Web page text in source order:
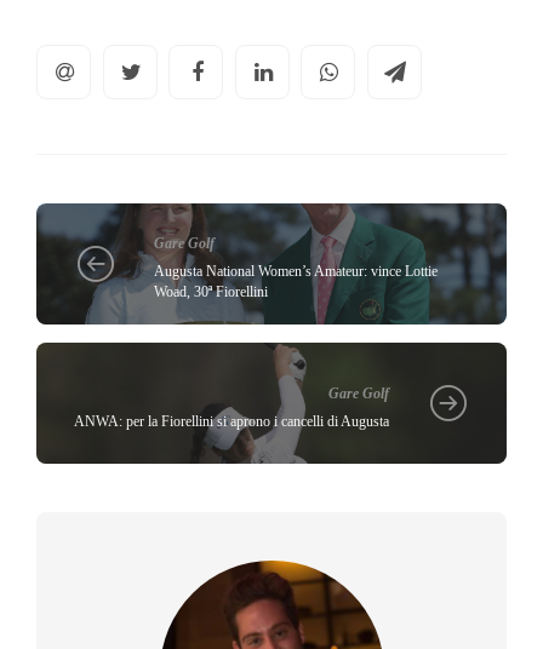
Gare Golf
Augusta National Women’s Amateur: vince Lottie
Woad, 30ª Fiorellini
Gare Golf
ANWA: per la Fiorellini si aprono i cancelli di Augusta